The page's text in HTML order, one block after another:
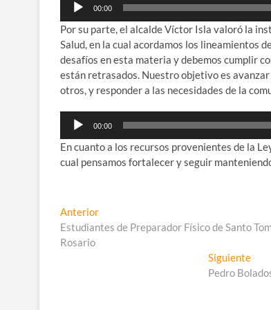
audio
00:00
Por su parte, el alcalde Víctor Isla valoró la
Salud, en la cual acordamos los lineamientos
desafíos en esta materia y debemos cumplir
están retrasados. Nuestro objetivo es
otros, y responder a las necesidades de la
Reproductor
audio
00:00
En cuanto a los recursos provenientes de la
cual pensamos fortalecer y seguir
Navegación
de
AnteriorEntrada
anterior:
Estudiantes de Preparador Físico de Santo
Rosario
Siguiente
Pedro